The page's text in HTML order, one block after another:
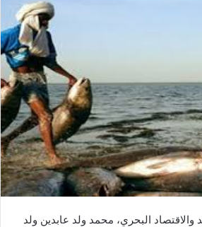
البحري، محمد ولد عابدين ولد